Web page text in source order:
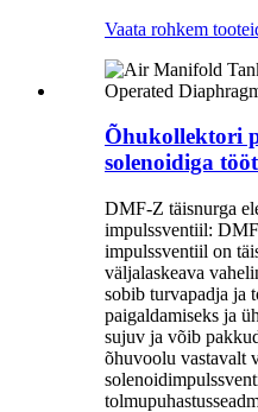
Vaata rohkem
Õhukollektori
solenoidiga
DMF-Z täisnurga
impulssventiil:
impulssventiil on
väljalaskeava
sobib turvapadja ja
paigaldamiseks ja
sujuv ja võib
õhuvoolu vastavalt